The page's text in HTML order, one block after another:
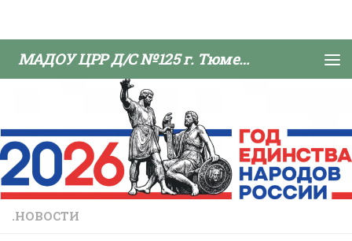
МАДОУ ЦРР Д/С №125 г. Тюмени
.НОВОСТИ